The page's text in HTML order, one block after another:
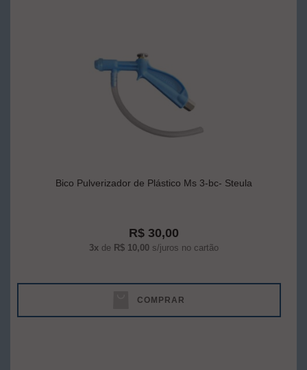
Bico Pulverizador de Plástico Ms 3-bc- Steula
R$ 30,00
3xde R$ 10,00s/juros no cartão
COMPRAR